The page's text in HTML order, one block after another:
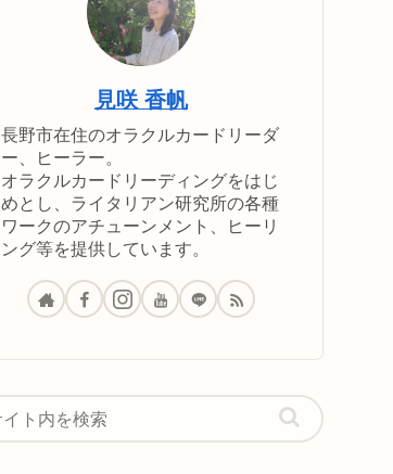
見咲 香帆
長野市在住のオラクルカードリーダ
ー、ヒーラー。
オラクルカードリーディングをはじ
めとし、ライタリアン研究所の各種
ワークのアチューンメント、ヒーリ
ング等を提供しています。